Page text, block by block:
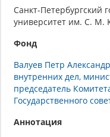
Санкт-Петербургский
университет им. С. М.
Фонд
Валуев Петр
внутренних дел,
председатель
Государственного
Аннотация